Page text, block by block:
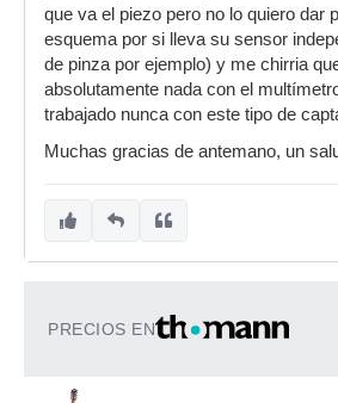
que va el piezo pero no lo quiero dar
esquema por si lleva su sensor
de pinza por ejemplo) y me chirria
absolutamente nada con el
trabajado nunca con este tipo de
Muchas gracias de antemano, un
PRECIOS EN